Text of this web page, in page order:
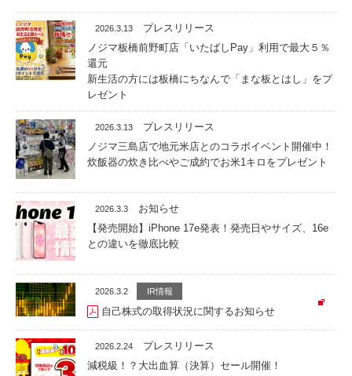
2026.3.13
プレスリリース
ノジマ板橋前野町店「いたばしPay」利用で最大５％
還元
新生活の方には板橋にちなんで「まな板とはし」をプ
レゼント
2026.3.13
プレスリリース
ノジマ三島店で地元米店とのコラボイベント開催中！
炊飯器の炊き比べやご成約でお米1キロをプレゼント
2026.3.3
お知らせ
【発売開始】iPhone 17e発表！発売日やサイズ、16e
との違いを徹底比較
2026.3.2 IR情報
自己株式の取得状況に関するお知らせ
2026.2.24
プレスリリース
減税級！？大出血算（決算）セール開催！